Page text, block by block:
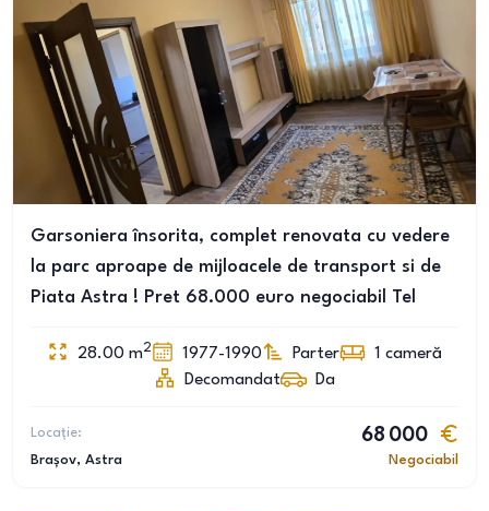
Garsoniera însorita, complet renovata cu vedere
la parc aproape de mijloacele de transport si de
Piata Astra ! Pret 68.000 euro negociabil Tel
28.00 m2 1977-1990 Parter 1 cameră
Decomandat
Da
Locație:
Brașov, Astra
68 000
Negociabil